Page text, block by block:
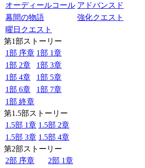
オーディールコール アドバンスド
幕間の物語
強化クエスト
曜日クエスト
第1部ストーリー
1部 序章 1部 1章
1部 2章
1部 3章
1部 4章
1部 5章
1部 6章
1部 7章
1部 終章
第1.5部ストーリー
1.5部 1章 1.5部 2章
1.5部 3章 1.5部 4章
第2部ストーリー
2部 序章
2部 1章